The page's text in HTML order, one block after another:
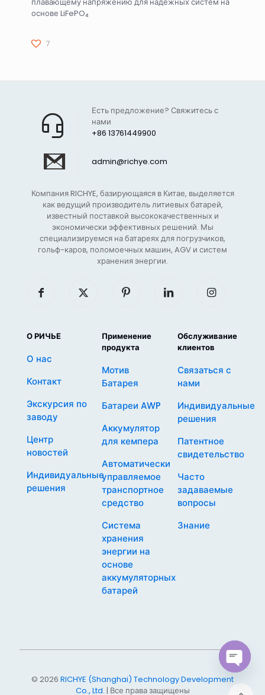
основе LiFePO₄
7
+86 13761449900
Есть предложение? Свяжитесь с
нами
admin@richye.com
Компания RICHYE, базирующаяся в Китае, выделяется
как ведущий производитель литиевых батарей,
известный поставкой высококачественных и
экономически эффективных решений. Мы
специализируемся на батареях для погрузчиков,
гольф-каров, поломоечных машин, AGV и систем
хранения энергии.
О РИЧЬЕ
О нас
Контакт
Экскурсия по
заводу
Центр
новостей
Индивидуальные
решения
Применение
продукта
Мотив
Батарея
Батареи AWP
Аккумулятор
для кемпера
Автоматически
управляемое
транспортное
средство
Система
хранения
энергии на
основе
аккумуляторных
батарей
Обслуживание
клиентов
Связаться с
нами
Индивидуальные
решения
Патентное
свидетельство
Часто
задаваемые
вопросы
Знание
© 2026 RICHYE (Shanghai) Technology Development
Co., Ltd. | Все права защищены
chaty